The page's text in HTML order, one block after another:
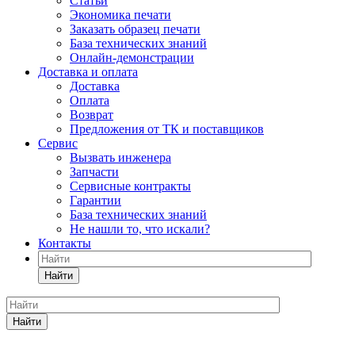
Экономика печати
Заказать образец печати
База технических знаний
Онлайн-демонстрации
Доставка и оплата
Доставка
Оплата
Возврат
Предложения от ТК и поставщиков
Сервис
Вызвать инженера
Запчасти
Сервисные контракты
Гарантии
База технических знаний
Не нашли то, что искали?
Контакты
Найти
Найти